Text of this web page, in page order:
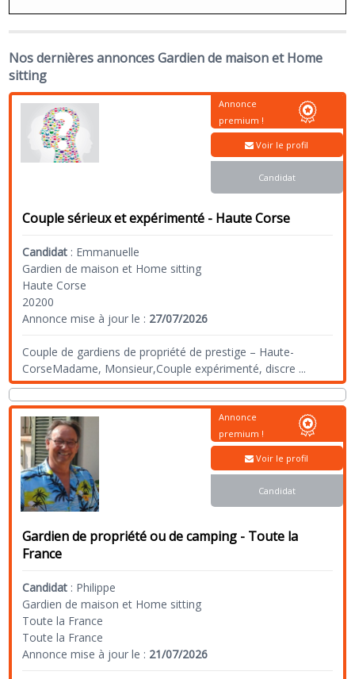
Nos dernières annonces Gardien de maison et Home
sitting
Couple sérieux et expérimenté - Haute Corse
Candidat : Emmanuelle
Gardien de maison et Home sitting
Haute Corse
20200
Annonce mise à jour le : 27/07/2026
Couple de gardiens de propriété de prestige – Haute-
CorseMadame, Monsieur,Couple expérimenté, discre ...
Annonce
premium !
Voir le profil
Candidat
Gardien de propriété ou de camping - Toute la
France
Candidat : Philippe
Gardien de maison et Home sitting
Toute la France
Toute la France
Annonce mise à jour le : 21/07/2026
Annonce
premium !
Voir le profil
Candidat